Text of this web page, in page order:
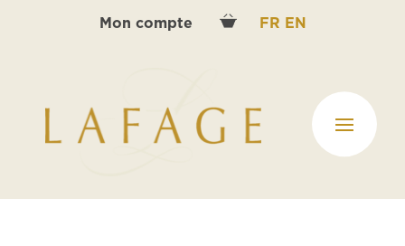
Mon compte FR EN